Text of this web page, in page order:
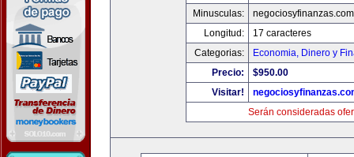
Minusculas:
negociosyfinanzas.com
Longitud:
17 caracteres
Categorias:
Economia, Dinero y
Precio:
$950.00
Visitar!
Serán consideradas